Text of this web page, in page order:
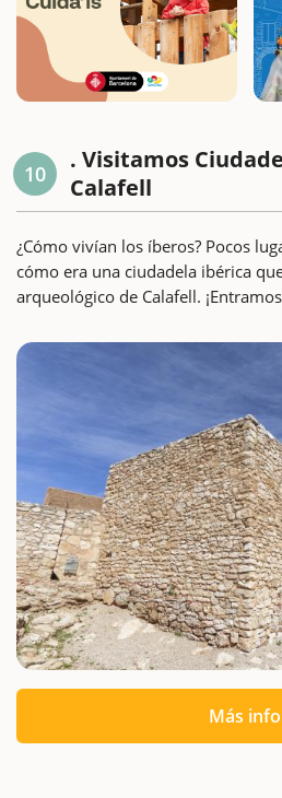
10
. Visitamos
Calafell
¿Cómo vivían los íberos? Pocos
cómo era una ciudadela ibérica
arqueológico de Calafell.
Más info